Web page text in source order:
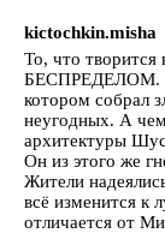
kictochkin.misha
То, что
БЕСПРЕДЕЛОМ.
котором собрал
неугодных. А чем
архитектуры
Он из этого же
Жители
всё изменится к
отличается от